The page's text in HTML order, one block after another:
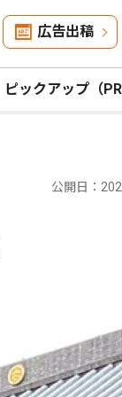
広告出稿
ピックアップ（
公開日：